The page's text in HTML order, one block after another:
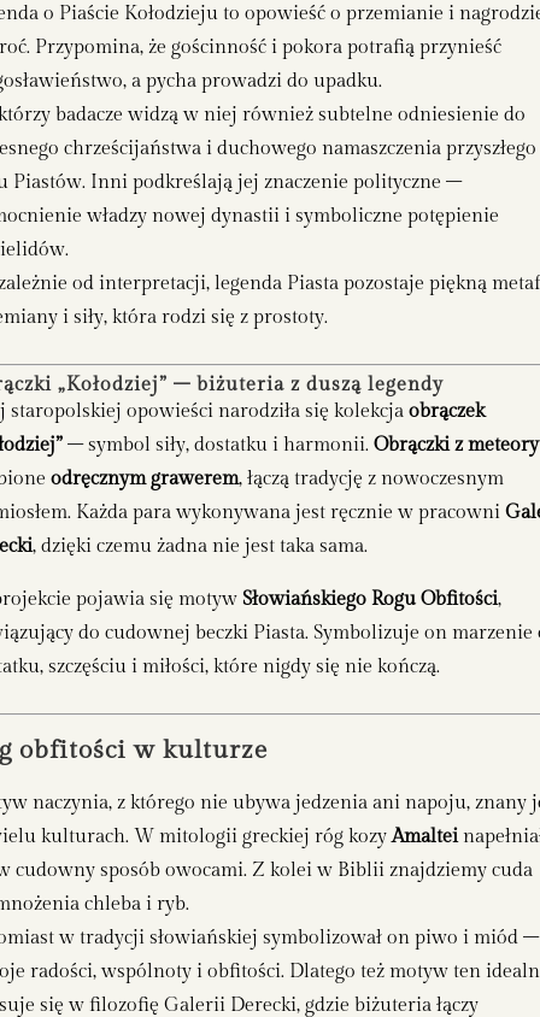
o Piaście Kołodzieju to opowieść o przemianie i
Przypomina, że gościnność i pokora potrafią przynieść
a pycha prowadzi do upadku.
badacze widzą w niej również subtelne odniesienie do
chrześcijaństwa i duchowego namaszczenia przyszłego
Piastów. Inni podkreślają jej znaczenie polityczne –
władzy nowej dynastii i symboliczne potępienie
od interpretacji, legenda Piasta pozostaje piękną
i siły, która rodzi się z prostoty.
„Kołodziej” – biżuteria z duszą legendy
staropolskiej opowieści narodziła się kolekcjaobrączek
– symbol siły, dostatku i harmonii.Obrączki z
odręcznym grawerem, łączą tradycję z nowoczesnym
Każda para wykonywana jest ręcznie w pracowni
, dzięki czemu żadna nie jest taka sama.
pojawia się motywSłowiańskiego Rogu Obfitości,
do cudownej beczki Piasta. Symbolizuje on marzenie
szczęściu i miłości, które nigdy się nie kończą.
obfitości w kulturze
naczynia, z którego nie ubywa jedzenia ani napoju, znany
kulturach. W mitologii greckiej róg kozyAmaltei
cudowny sposób owocami. Z kolei w Biblii znajdziemy cuda
chleba i ryb.
w tradycji słowiańskiej symbolizował on piwo i miód –
radości, wspólnoty i obfitości. Dlatego też motyw ten
się w filozofię Galerii Derecki, gdzie biżuteria łączy